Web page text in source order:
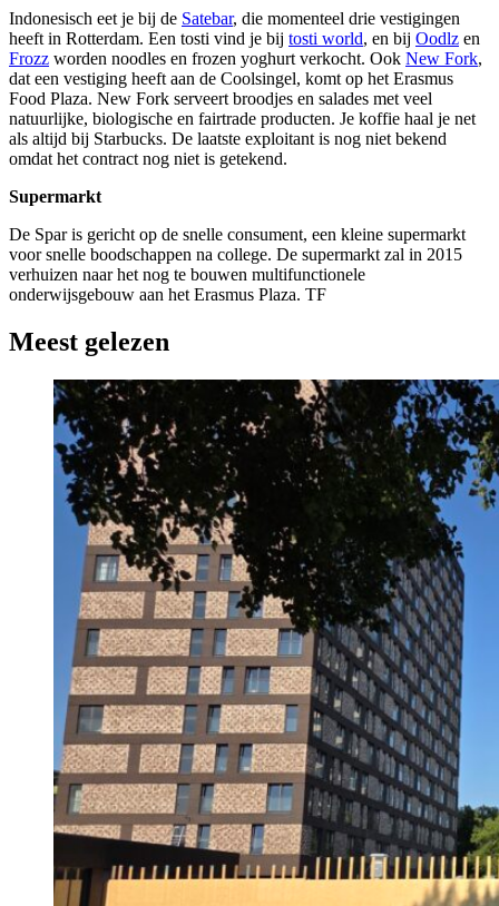
Indonesisch eet je bij de Satebar, die momenteel drie vestigingen
heeft in Rotterdam. Een tosti vind je bij tosti world, en bij Oodlz en
Frozz worden noodles en frozen yoghurt verkocht. Ook New Fork,
dat een vestiging heeft aan de Coolsingel, komt op het Erasmus
Food Plaza. New Fork serveert broodjes en salades met veel
natuurlijke, biologische en fairtrade producten. Je koffie haal je net
als altijd bij Starbucks. De laatste exploitant is nog niet bekend
omdat het contract nog niet is getekend.
Supermarkt
De Spar is gericht op de snelle consument, een kleine supermarkt
voor snelle boodschappen na college. De supermarkt zal in 2015
verhuizen naar het nog te bouwen multifunctionele
onderwijsgebouw aan het Erasmus Plaza. TF
Meest gelezen